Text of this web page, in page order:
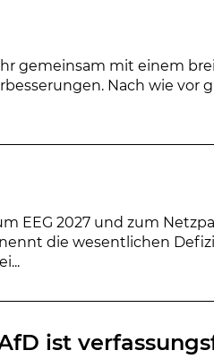
gemeinsam mit einem
Nach wie vor
EEG 2027 und zum
die wesentlichen
ist